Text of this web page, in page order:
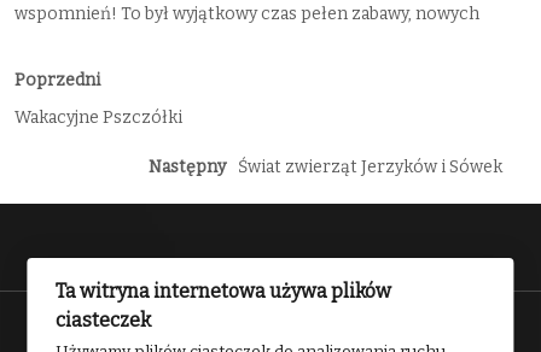
wspomnień! To był wyjątkowy czas pełen zabawy, nowych
Poprzedni
Wakacyjne Pszczółki
Następny Świat zwierząt Jerzyków i Sówek
Ta witryna internetowa używa plików
ciasteczek